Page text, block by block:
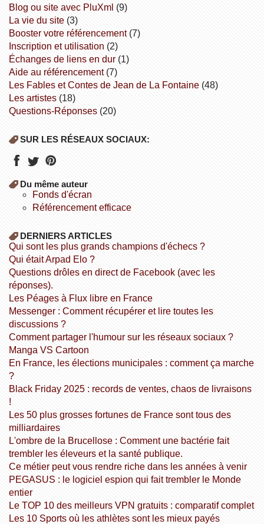
Blog ou site avec PluXml (9)
la vie du site(3)
booster votre référencement(7)
inscription et utilisation (2)
échanges de liens en dur(1)
aide au référencement(7)
Les Fables et Contes de Jean de La Fontaine(48)
Les artistes(18)
Questions-Réponses(20)
SUR LES RÉSEAUX SOCIAUX:
Du même auteur
fonds d'écran
référencement efficace
DERNIERS ARTICLES
Qui sont les plus grands champions d'échecs ?
Qui était Arpad Elo ?
Questions drôles en direct de Facebook (avec les
réponses).
Les Péages à Flux libre en France
Messenger : Comment récupérer et lire toutes les
discussions ?
Comment partager l'humour sur les réseaux sociaux ?
Manga VS Cartoon
En France, les élections municipales : comment ça marche
?
Black Friday 2025 : records de ventes, chaos de livraisons
!
Les 50 plus grosses fortunes de France sont tous des
milliardaires
L'ombre de la Brucellose : Comment une bactérie fait
trembler les éleveurs et la santé publique.
Ce métier peut vous rendre riche dans les années à venir
PEGASUS : le logiciel espion qui fait trembler le Monde
entier
Le TOP 10 des meilleurs VPN gratuits : comparatif complet
Les 10 Sports où les athlètes sont les mieux payés